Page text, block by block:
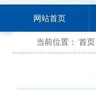
网站首页
当前位置： 首页